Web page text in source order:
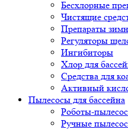
Бесхлорные
Чистящие
Препараты
Регуляторы
Ингибиторы
Хлор для
Средства для
Активный
Пылесосы для бассейна
Роботы-
Ручные